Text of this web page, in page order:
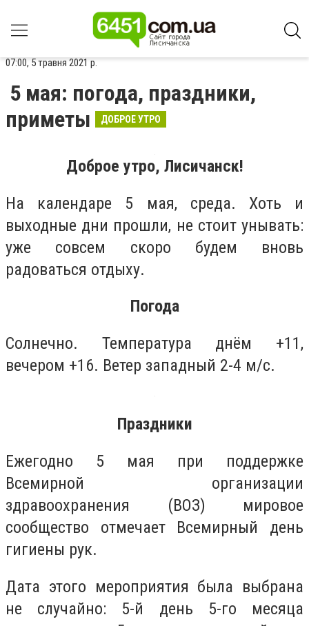
07:00, 5 травня 2021 р.
5 мая: погода, праздники,
приметы
ДОБРОЕ УТРО
Доброе утро, Лисичанск!
На календаре 5 мая, среда. Хоть и
выходные дни прошли, не стоит унывать:
уже совсем скоро будем вновь
радоваться отдыху.
Погода
Солнечно. Температура днём +11,
вечером +16. Ветер западный 2-4 м/с.
Праздники
Ежегодно 5 мая при поддержке
Всемирной организации
здравоохранения (ВОЗ) мировое
сообщество отмечает Всемирный день
гигиены рук.
Дата этого мероприятия была выбрана
не случайно: 5-й день 5-го месяца